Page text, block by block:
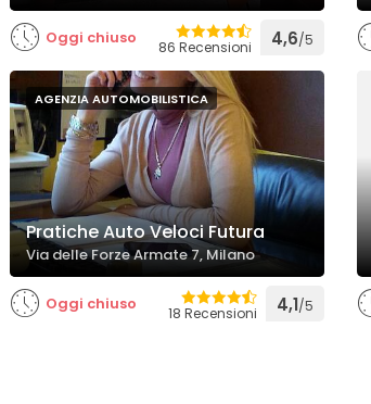
Oggi chiuso 86 Recensioni 4,6/5
AGENZIA AUTOMOBILISTICA
Pratiche Auto Veloci Futura
Via delle Forze Armate 7, Milano
Oggi chiuso 18 Recensioni 4,1/5